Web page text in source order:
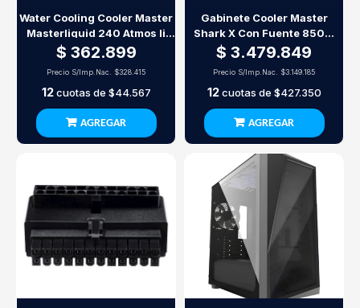
Water Cooling Cooler Master
Masterliquid 240 Atmos Ii
Lcd Argb 240Mm Negro
$ 362.899
Precio S/Imp.Nac. $328.415
12cuotas de $44.567
AGREGAR
Gabinete Cooler Master
Shark X Con Fuente 850W
Gold Y Watercooling 120Mm
$ 3.479.849
Precio S/Imp.Nac. $3.149.185
12cuotas de $427.350
AGREGAR